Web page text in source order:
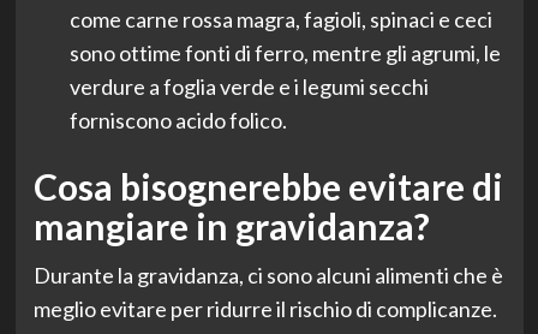
come carne rossa magra, fagioli, spinaci e ceci
sono ottime fonti di ferro, mentre gli agrumi, le
verdure a foglia verde e i legumi secchi
forniscono acido folico.
Cosa bisognerebbe evitare di
mangiare in gravidanza?
Durante la gravidanza, ci sono alcuni alimenti che è
meglio evitare per ridurre il rischio di complicanze.